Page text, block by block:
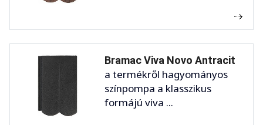
Bramac Viva Novo Antracit
a termékről hagyományos
színpompa a klasszikus
formájú viva ...